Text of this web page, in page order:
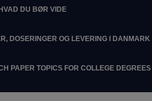
DU BØR VIDE
DOSERINGER OG LEVERING I DANMARK
PAPER TOPICS FOR COLLEGE DEGREES